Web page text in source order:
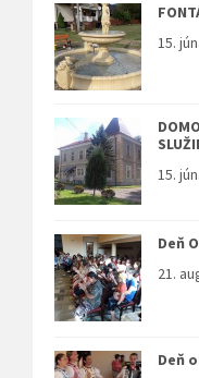
15.
15.
Deň
21.
Deň